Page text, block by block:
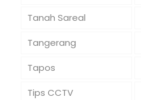
Tanah Sareal
Tangerang
Tapos
Tips CCTV